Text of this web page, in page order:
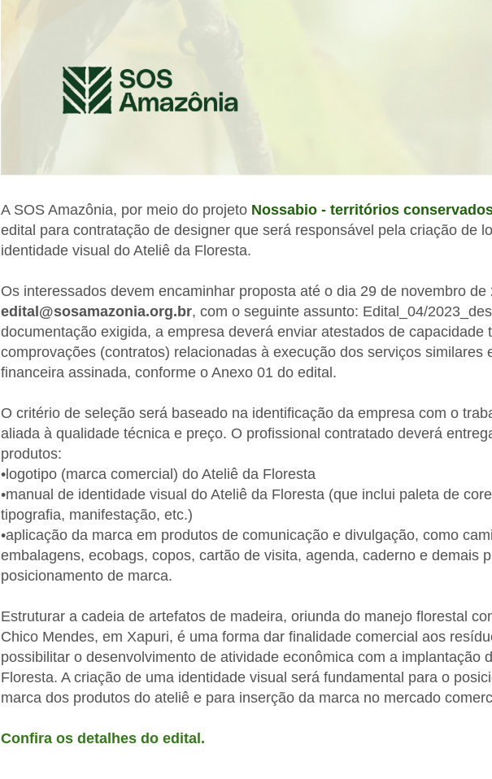
A SOS Amazônia, por meio do projeto Nossabio - territórios
edital para contratação de designer que será responsável pela criação de
identidade visual do Ateliê da Floresta.
Os interessados devem encaminhar proposta até o dia 29 de novembro de
edital@sosamazonia.org.br, com o seguinte assunto: Edital_04/
documentação exigida, a empresa deverá enviar atestados de capacidade
comprovações (contratos) relacionadas à execução dos serviços similares
financeira assinada, conforme o Anexo 01 do edital.
O critério de seleção será baseado na identificação da empresa com o
aliada à qualidade técnica e preço. O profissional contratado deverá
produtos:
•logotipo (marca comercial) do Ateliê da Floresta
•manual de identidade visual do Ateliê da Floresta (que inclui paleta de
tipografia, manifestação, etc.)
•aplicação da marca em produtos de comunicação e divulgação, como
embalagens, ecobags, copos, cartão de visita, agenda, caderno e demais
posicionamento de marca.
Estruturar a cadeia de artefatos de madeira, oriunda do manejo florestal
Chico Mendes, em Xapuri, é uma forma dar finalidade comercial aos
possibilitar o desenvolvimento de atividade econômica com a implantação
Floresta. A criação de uma identidade visual será fundamental para o
marca dos produtos do ateliê e para inserção da marca no mercado
Confira os detalhes do edital.